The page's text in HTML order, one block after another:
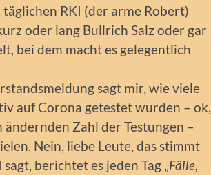
RKI (der arme Robert)
oder lang Bullrich Salz oder gar
bei dem macht es gelegentlich
sagt mir, wie viele
auf Corona getestet wurden – ok,
Zahl der Testungen –
Nein, liebe Leute, das stimmt
berichtet es jeden Tag „Fälle,